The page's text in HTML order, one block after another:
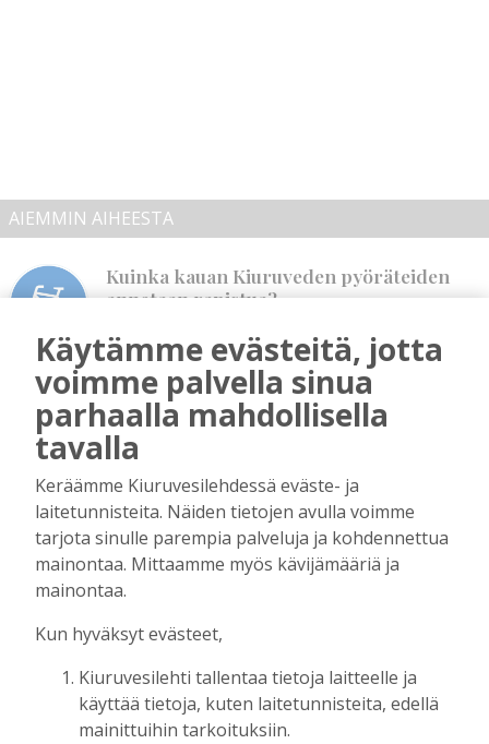
AIEMMIN AIHEESTA
Kuinka kauan Kiuruveden pyöräteiden
annetaan rapistua?
Vilho Ruotsalainen 6.8.2026 16:09
Leikkausten ja veronkorotusten lisäksi
tarvitaan myös rahanhankkijoita
Tilaajille
Onko Helsinki koko Suomi?
Tilaajille
Vilho Ruotsalainen 29.7.2026 15:40
Tilaajille
Koulun historia ansaitsee kunnioituksen
Käytämme evästeitä, jotta
voimme palvella sinua
parhaalla mahdollisella
tavalla
Keräämme Kiuruvesilehdessä eväste- ja
laitetunnisteita. Näiden tietojen avulla voimme
tarjota sinulle parempia palveluja ja kohdennettua
mainontaa. Mittaamme myös kävijämääriä ja
mainontaa.
Kun hyväksyt evästeet,
Kiuruvesilehti tallentaa tietoja laitteelle ja
käyttää tietoja, kuten laitetunnisteita, edellä
mainittuihin tarkoituksiin.